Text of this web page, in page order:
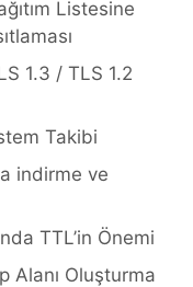
Listesine
1.3 / TLS 1.2
Takibi
indirme ve
TTL’in Önemi
Alanı Oluşturma